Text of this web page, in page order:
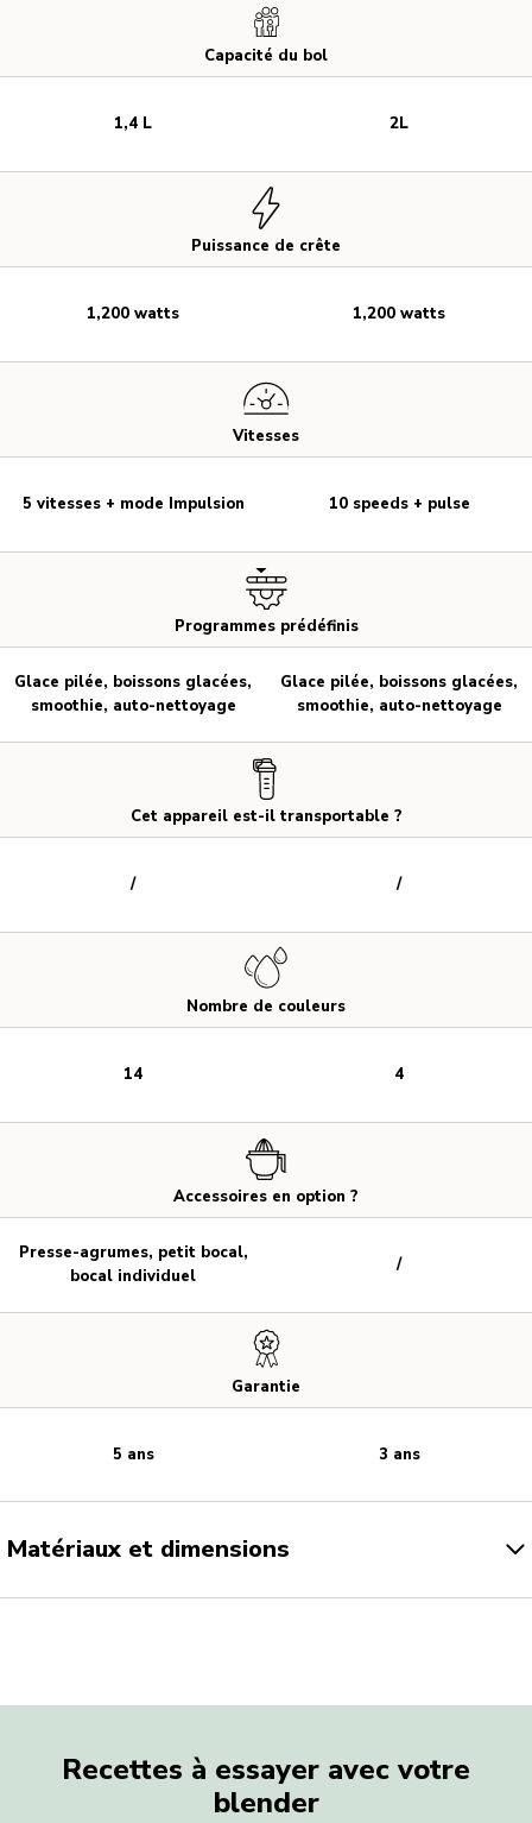
Capacité du bol
Puissance de crête
Vitesses
Programmes prédéfinis
Cet appareil est-il transportable ?
Nombre de couleurs
Accessoires en option ?
Garantie
1,4 L
1,200 watts
5 vitesses + mode Impulsion
Glace pilée, boissons glacées,
smoothie, auto-nettoyage
/
14
Presse-agrumes, petit bocal,
bocal individuel
5 ans
2L
1,200 watts
10 speeds + pulse
Glace pilée, boissons glacées,
smoothie, auto-nettoyage
/
4
/
3 ans
Matériaux et dimensions
Recettes à essayer avec votre
blender